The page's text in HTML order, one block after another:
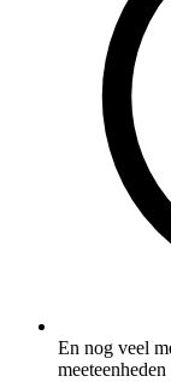
En nog veel